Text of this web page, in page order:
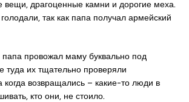
вещи, драгоценные камни и дорогие меха.
так как папа получал армейский
провожал маму буквально под
туда их тщательно проверяли
возвращались – какие-то люди в
кто они, не стоило.